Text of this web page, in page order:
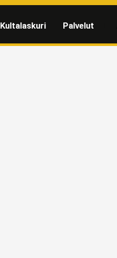
Kultalaskuri Palvelut